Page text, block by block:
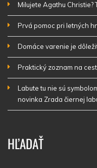
Milujete Agathu
Prvá pomoc pri letných
Domáce varenie je
Praktický zoznam na
Labute tu nie sú
novinka Zrada čiernej
HĽADAŤ